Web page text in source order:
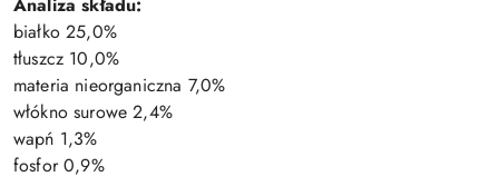
Analiza składu:
białko 25,0%
tłuszcz 10,0%
materia nieorganiczna 7,0%
włókno surowe 2,4%
wapń 1,3%
fosfor 0,9%